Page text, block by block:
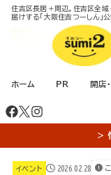
住吉区長居＋周辺。住吉区全域
届けする「大阪住吉つーしん」公
ホーム PR 開店
＞
イベント 2026.02.28